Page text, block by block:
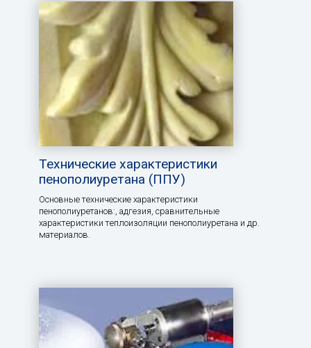
Технические характеристики
пенополиуретана (ППУ)
Основные технические характеристики
пенополиуретанов:, aдгезия, сравнительные
характеристики теплоизоляции пенополиуретана и др.
материалов.